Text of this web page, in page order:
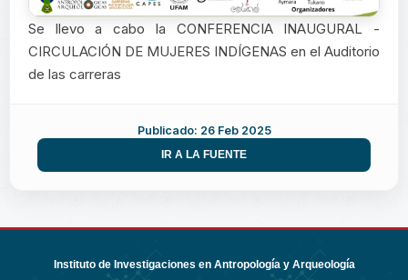
Se llevo a cabo la CONFERENCIA INAUGURAL -
CIRCULACIÓN DE MUJERES INDÍGENAS en el Auditorio
de las carreras
Publicado: 26 Feb 2025
IR A LA FUENTE
Instituto de Investigaciones en Antropología y Arqueología